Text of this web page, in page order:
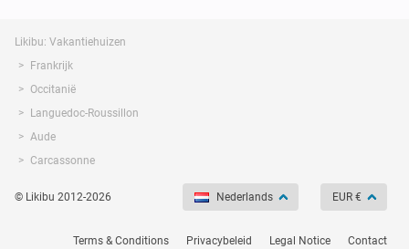
Likibu: Vakantiehuizen
Frankrijk
Occitanië
Languedoc-Roussillon
Aude
Carcassonne
© Likibu 2012-2026 Nederlands EUR €
Terms & Conditions Privacybeleid Legal Notice Contact